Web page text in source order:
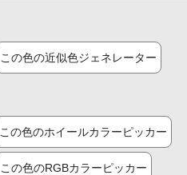
この色の近似色ジェネレーター
この色のホイールカラーピッカー
この色のRGBカラーピッカー